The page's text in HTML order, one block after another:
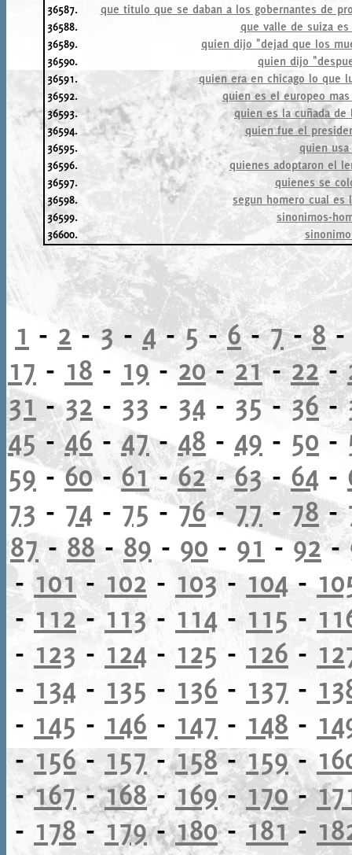
36587.
que titulo que se daban a los gobernantes de
36588.
que valle de suiza
36589.
quien dijo "dejad que los
36590.
quien dijo
36591.
quien era en chicago lo que
36592.
quien es el europeo
36593.
quien es la cuñada de
36594.
quien fue el
36595.
quien
36596.
quienes adoptaron el
36597.
quienes se
36598.
segun homero cual
36599.
sinonimos-
36600.
1 - 2-3 - 4-5-6-7-8
17 - 18 - 19-20-21-22-
31-32 - 33 - 34 - 35-36-
45-46-47-48 - 49 - 50 -
59 -60-61-62-63- 64 -
73 - 74 - 75 -76-77-78-
87 - 88 - 89 - 90 - 91 -92-
-101- 102 - 103- 104 -
- 112-113 - 114 - 115 -
- 123 - 124 - 125 - 126 -
- 134 - 135 - 136 - 137 -
- 145 - 146 - 147 - 148 -
-156-157-158-159-
-167-168-169-170-
- 178 - 179-180-181-